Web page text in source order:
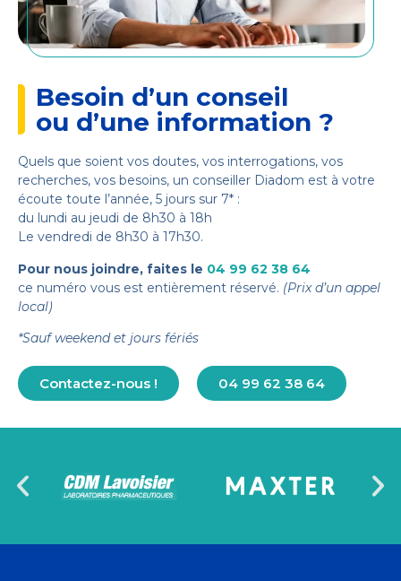
Besoin d’un conseil
ou d’une information ?
Quels que soient vos doutes, vos interrogations, vos
recherches, vos besoins, un conseiller Diadom est à votre
écoute toute l’année, 5 jours sur 7* :
du lundi au jeudi de 8h30 à 18h
Le vendredi de 8h30 à 17h30.
Pour nous joindre, faites le 04 99 62 38 64
ce numéro vous est entièrement réservé. (Prix d’un appel
local)
*Sauf weekend et jours fériés
Contactez-nous ! 04 99 62 38 64